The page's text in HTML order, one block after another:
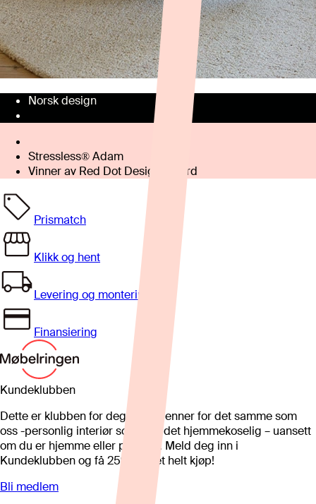
Norsk design
Stressless® Adam
Vinner av Red Dot Design Award
Prismatch
Klikk og hent
Levering og montering
Finansiering
Kundeklubben
Dette er klubben for deg som brenner for det samme som
oss -personlig interiør som gjør det hjemmekoselig – uansett
om du er hjemme eller på hytta. Meld deg inn i
Kundeklubben og få 25%* på et helt kjøp!
Bli medlem